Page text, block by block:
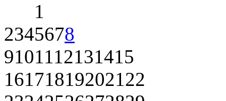
1
2345678
9101112131415
16171819202122